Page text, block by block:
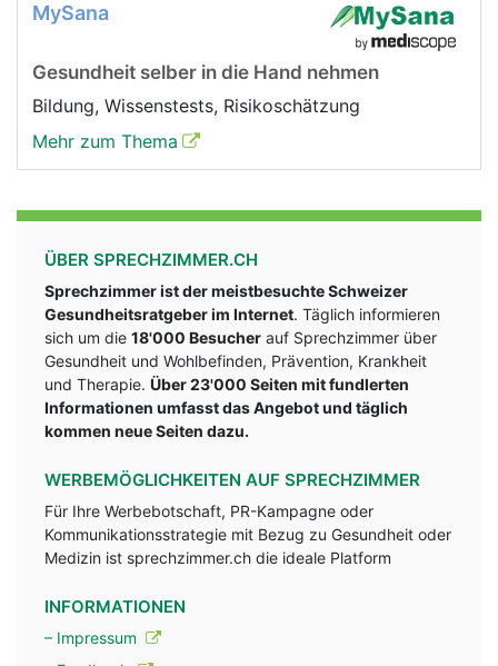
MySana
Gesundheit selber in die Hand nehmen
Bildung, Wissenstests, Risikoschätzung
Mehr zum Thema
ÜBER SPRECHZIMMER.CH
Sprechzimmer ist der meistbesuchte Schweizer
Gesundheitsratgeber im Internet. Täglich informieren
sich um die 18'000 Besucher auf Sprechzimmer über
Gesundheit und Wohlbefinden, Prävention, Krankheit
und Therapie. Über 23'000 Seiten mit fundlerten
Informationen umfasst das Angebot und täglich
kommen neue Seiten dazu.
WERBEMÖGLICHKEITEN AUF SPRECHZIMMER
Für Ihre Werbebotschaft, PR-Kampagne oder
Kommunikationsstrategie mit Bezug zu Gesundheit oder
Medizin ist sprechzimmer.ch die ideale Platform
INFORMATIONEN
– Impressum